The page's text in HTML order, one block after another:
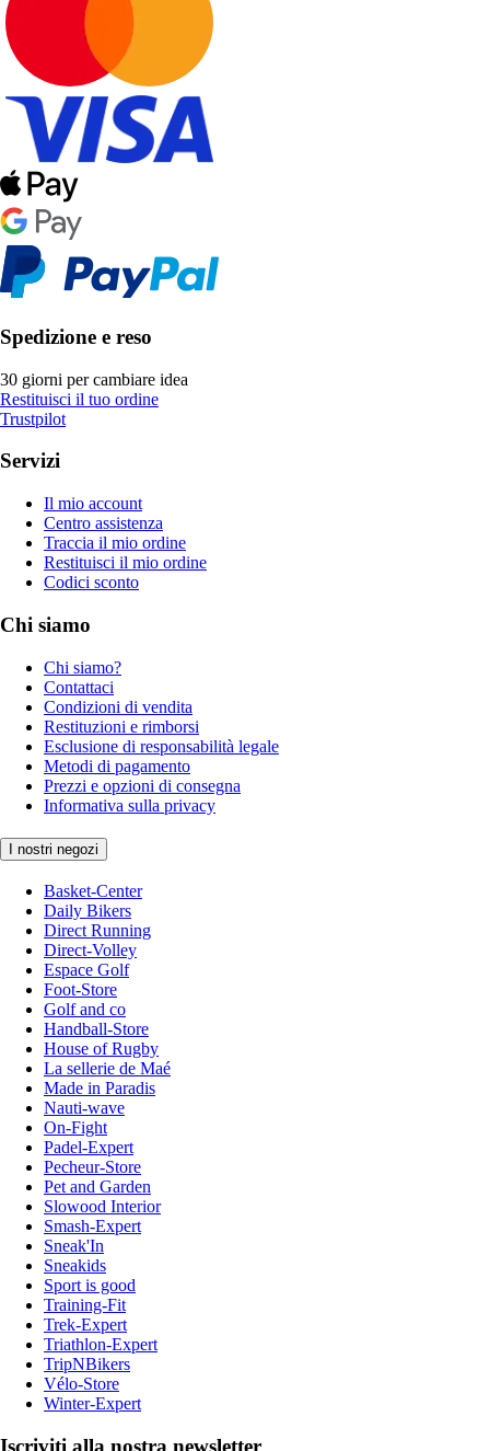
Spedizione e reso
30 giorni per cambiare idea
Restituisci il tuo ordine
Trustpilot
Servizi
Il mio account
Centro assistenza
Traccia il mio ordine
Restituisci il mio ordine
Codici sconto
Chi siamo
Chi siamo?
Contattaci
Condizioni di vendita
Restituzioni e rimborsi
Esclusione di responsabilità legale
Metodi di pagamento
Prezzi e opzioni di consegna
Informativa sulla privacy
I nostri negozi
Basket-Center
Daily Bikers
Direct Running
Direct-Volley
Espace Golf
Foot-Store
Golf and co
Handball-Store
House of Rugby
La sellerie de Maé
Made in Paradis
Nauti-wave
On-Fight
Padel-Expert
Pecheur-Store
Pet and Garden
Slowood Interior
Smash-Expert
Sneak'In
Sneakids
Sport is good
Training-Fit
Trek-Expert
Triathlon-Expert
TripNBikers
Vélo-Store
Winter-Expert
Iscriviti alla nostra newsletter